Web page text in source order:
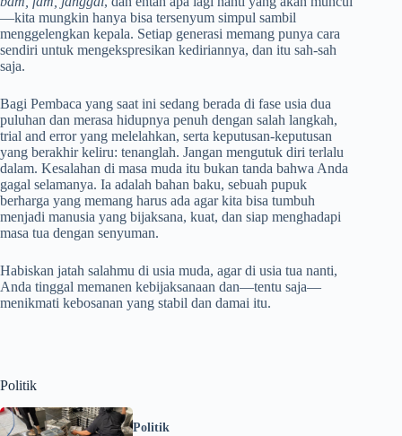
—kita mungkin hanya bisa tersenyum simpul sambil
menggelengkan kepala. Setiap generasi memang punya cara
sendiri untuk mengekspresikan kediriannya, dan itu sah-sah
saja.
Bagi Pembaca yang saat ini sedang berada di fase usia dua
puluhan dan merasa hidupnya penuh dengan salah langkah,
trial and error yang melelahkan, serta keputusan-keputusan
yang berakhir keliru: tenanglah. Jangan mengutuk diri terlalu
dalam. Kesalahan di masa muda itu bukan tanda bahwa Anda
gagal selamanya. Ia adalah bahan baku, sebuah pupuk
berharga yang memang harus ada agar kita bisa tumbuh
menjadi manusia yang bijaksana, kuat, dan siap menghadapi
masa tua dengan senyuman.
Habiskan jatah salahmu di usia muda, agar di usia tua nanti,
Anda tinggal memanen kebijaksanaan dan—tentu saja—
menikmati kebosanan yang stabil dan damai itu.
Politik
Politik